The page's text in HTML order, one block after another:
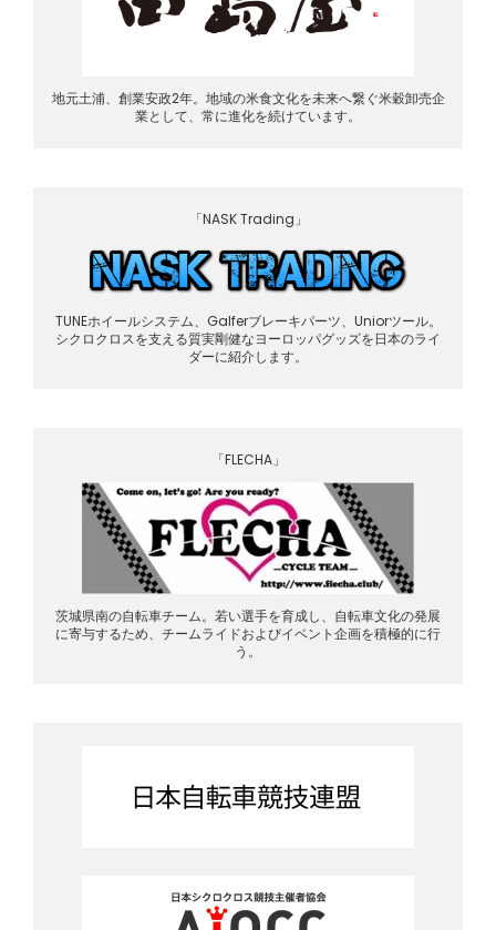
地元土浦、創業安政2年。地域の米食文化を未来へ繋ぐ米穀卸売企
業として、常に進化を続けています。
「NASK Trading」
TUNEホイールシステム、Galferブレーキパーツ、Uniorツール。
シクロクロスを支える質実剛健なヨーロッパグッズを日本のライ
ダーに紹介します。
「FLECHA」
茨城県南の自転車チーム。若い選手を育成し、自転車文化の発展
に寄与するため、チームライドおよびイベント企画を積極的に行
う。